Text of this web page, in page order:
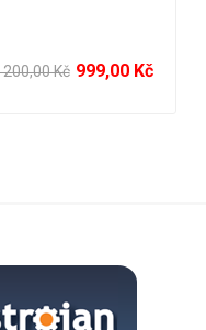
159,00 Kč 99,00 Kč